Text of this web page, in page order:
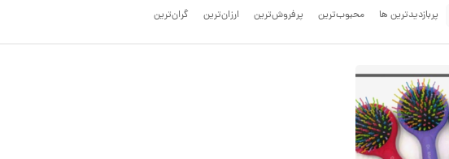
پربازدیدترین ها محبوب‌‌ترین پرفروش‌ترین ارزان‌ترین گران‌ترین